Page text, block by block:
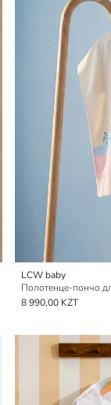
LCW baby
Полотенце-пончо
8 990,00 KZT